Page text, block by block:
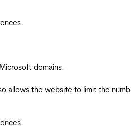
domains.
allows the website to limit the